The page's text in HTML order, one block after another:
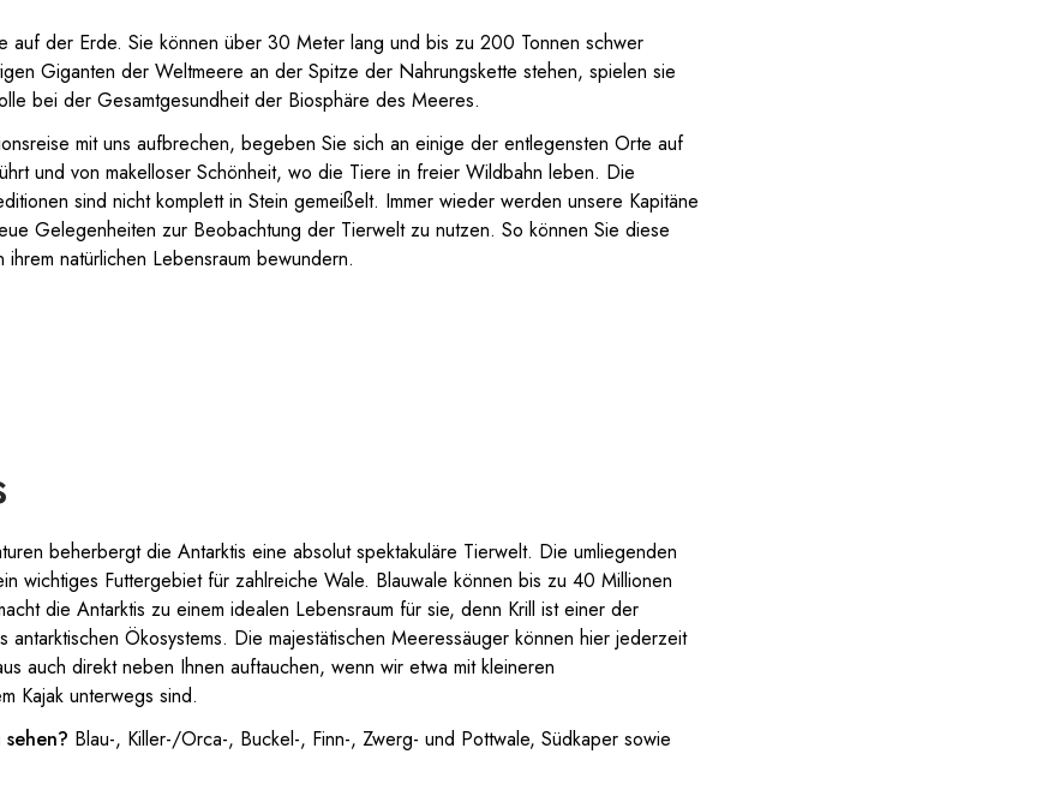
auf der Erde. Sie können über 30 Meter lang und bis zu 200 Tonnen schwer
Giganten der Weltmeere an der Spitze der Nahrungskette stehen, spielen sie
bei der Gesamtgesundheit der Biosphäre des Meeres.
mit uns aufbrechen, begeben Sie sich an einige der entlegensten Orte auf
und von makelloser Schönheit, wo die Tiere in freier Wildbahn leben. Die
sind nicht komplett in Stein gemeißelt. Immer wieder werden unsere Kapitäne
Gelegenheiten zur Beobachtung der Tierwelt zu nutzen. So können Sie diese
natürlichen Lebensraum bewundern.
beherbergt die Antarktis eine absolut spektakuläre Tierwelt. Die umliegenden
wichtiges Futtergebiet für zahlreiche Wale. Blauwale können bis zu 40 Millionen
die Antarktis zu einem idealen Lebensraum für sie, denn Krill ist einer der
antarktischen Ökosystems. Die majestätischen Meeressäuger können hier jederzeit
auch direkt neben Ihnen auftauchen, wenn wir etwa mit kleineren
Kajak unterwegs sind.
Blau-, Killer-/Orca-, Buckel-, Finn-, Zwerg- und Pottwale, Südkaper sowie